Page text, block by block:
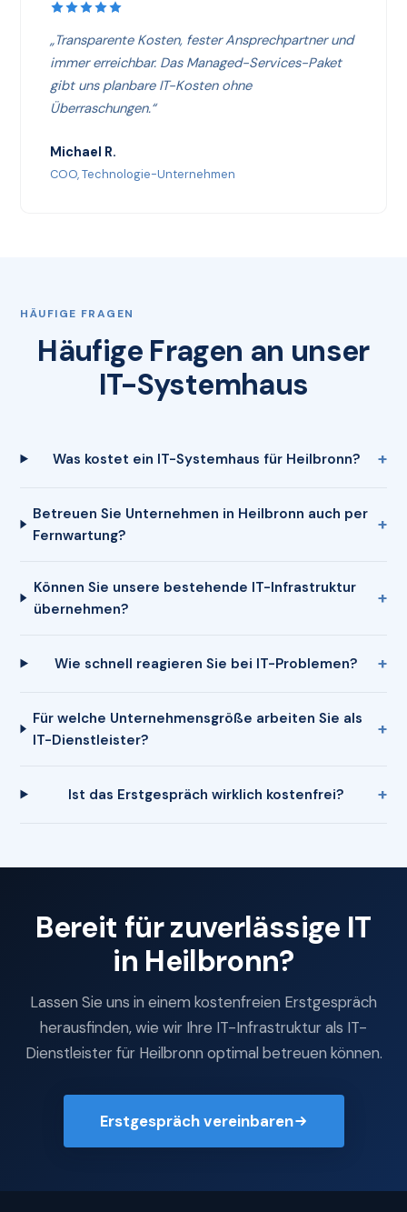
„Transparente Kosten, fester Ansprechpartner und
immer erreichbar. Das Managed-Services-Paket
gibt uns planbare IT-Kosten ohne
Überraschungen.“
Michael R.
COO, Technologie-Unternehmen
HÄUFIGE FRAGEN
Häufige Fragen an unser
IT-Systemhaus
Was kostet ein IT-Systemhaus für Heilbronn?
Betreuen Sie Unternehmen in Heilbronn auch per
Fernwartung?
Können Sie unsere bestehende IT-Infrastruktur
übernehmen?
Wie schnell reagieren Sie bei IT-Problemen?
Für welche Unternehmensgröße arbeiten Sie als
IT-Dienstleister?
Ist das Erstgespräch wirklich kostenfrei?
Bereit für zuverlässige IT
in Heilbronn?
Lassen Sie uns in einem kostenfreien Erstgespräch
herausfinden, wie wir Ihre IT-Infrastruktur als IT-
Dienstleister für Heilbronn optimal betreuen können.
Erstgespräch vereinbaren